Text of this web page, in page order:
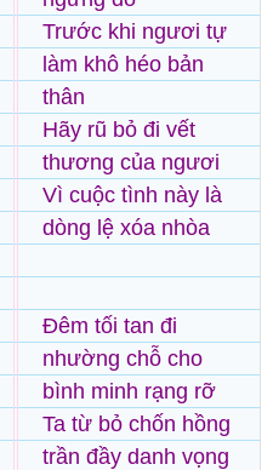
Trước khi ngươi tự
làm khô héo bản
thân
Hãy rũ bỏ đi vết
thương của ngươi
Vì cuộc tình này là
dòng lệ xóa nhòa
Đêm tối tan đi
nhường chỗ cho
bình minh rạng rỡ
Ta từ bỏ chốn hồng
trần đầy danh vọng